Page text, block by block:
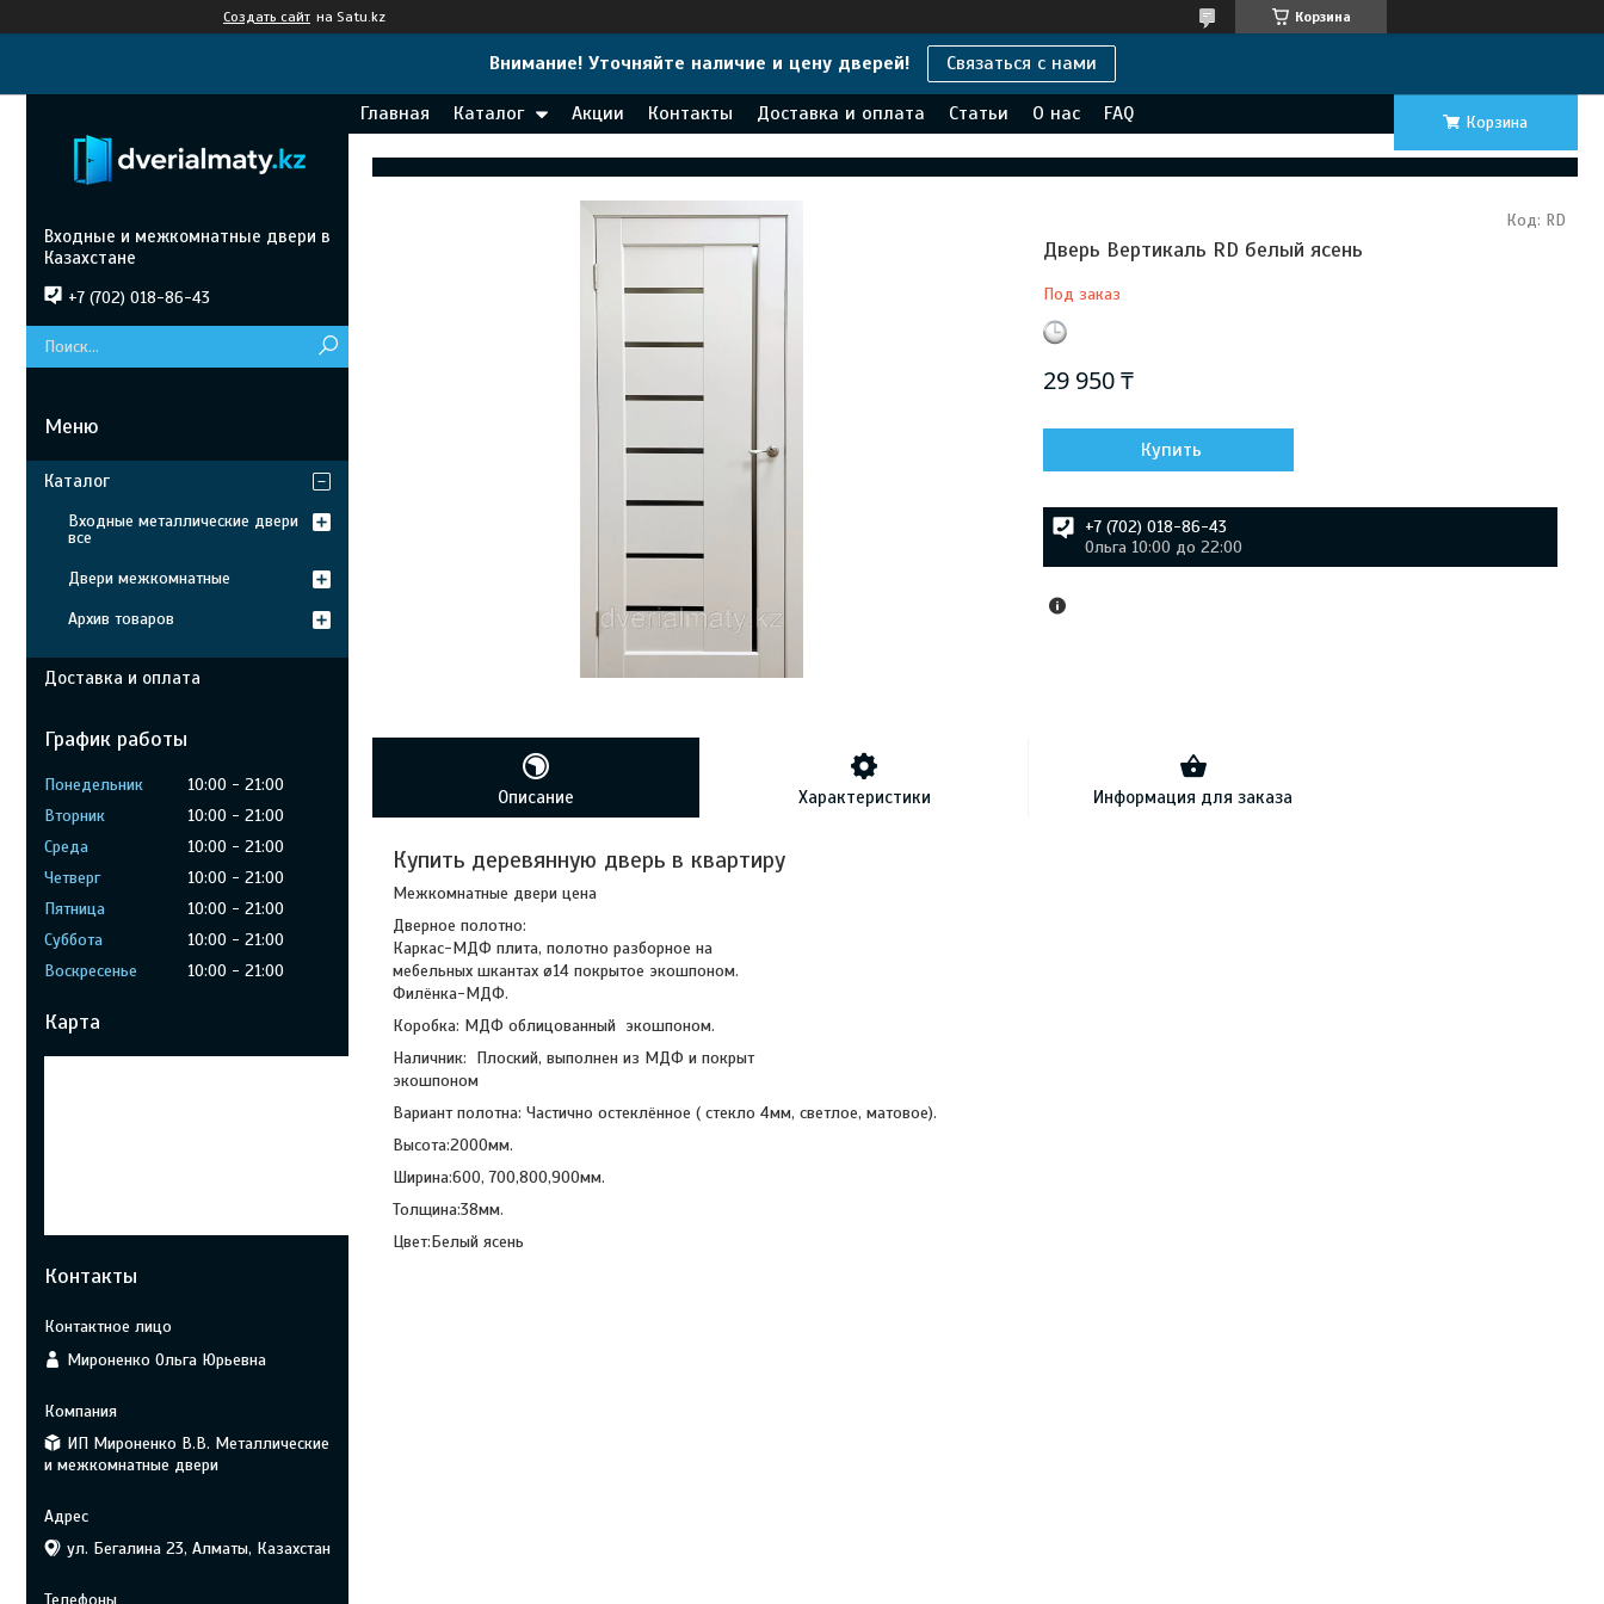
Создать сайт на Satu.kz Корзина
Внимание! Уточняйте наличие и цену дверей! Связаться с нами
Главная Каталог Акции Контакты Доставка и оплата Статьи О нас FAQ Корзина
Дверь Вертикаль RD белый ясень
Под заказ
Код: RD
29 950 ₸
Купить
+7 (702) 018-86-43
Ольга 10:00 до 22:00
Описание Характеристики Информация для заказа
Купить деревянную дверь в квартиру
Межкомнатные двери цена
Дверное полотно:
Каркас-МДФ плита, полотно разборное на
мебельных шкантах ø14 покрытое экошпоном.
Филёнка-МДФ.
Коробка: МДФ облицованный экошпоном.
Наличник: Плоский, выполнен из МДФ и покрыт
экошпоном
Вариант полотна: Частично остеклённое ( стекло 4мм, светлое, матовое).
Высота:2000мм.
Ширина:600, 700,800,900мм.
Толщина:38мм.
Цвет:Белый ясень
Входные и межкомнатные двери в
Казахстане
+7 (702) 018-86-43
Каталог
Входные металлические двери
все
Двери межкомнатные
Архив товаров
Доставка и оплата
График работы
Понедельник 10:00
21:00
Вторник
10:00
21:00
Среда
10:00
21:00
Четверг
10:00
21:00
Пятница
10:00
21:00
Суббота
10:00
21:00
Воскресенье
10:00 21:00
Карта
Контакты
Мироненко Ольга Юрьевна
ИП Мироненко В.В. Металлические
и межкомнатные двери
ул. Бегалина 23, Алматы, Казахстан